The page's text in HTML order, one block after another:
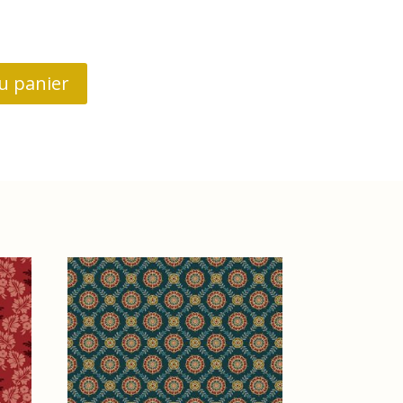
panier